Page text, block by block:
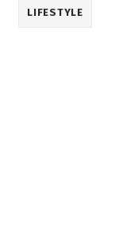
LIFESTYLE